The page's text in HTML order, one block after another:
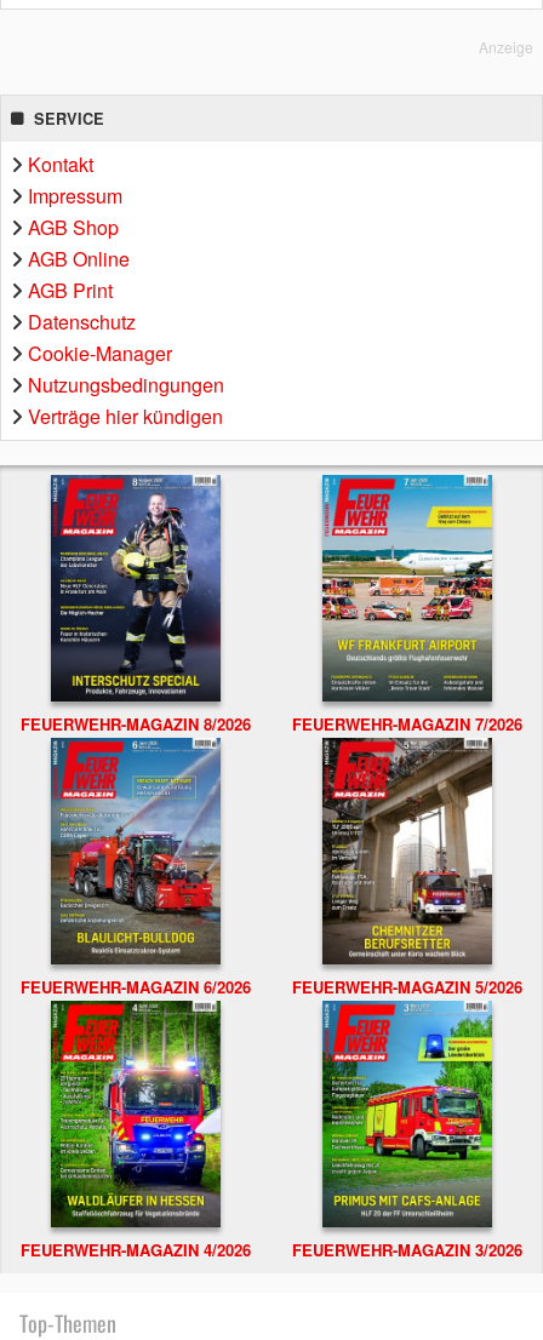
Anzeige
SERVICE
Kontakt
Impressum
AGB Shop
AGB Online
AGB Print
Datenschutz
Cookie-Manager
Nutzungsbedingungen
Verträge hier kündigen
FEUERWEHR-MAGAZIN 8/2026 FEUERWEHR-MAGAZIN 7/2026
FEUERWEHR-MAGAZIN 6/2026 FEUERWEHR-MAGAZIN 5/2026
FEUERWEHR-MAGAZIN 4/2026 FEUERWEHR-MAGAZIN 3/2026
Top-Themen